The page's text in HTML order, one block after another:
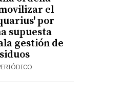
el
por
supuesta
gestión de